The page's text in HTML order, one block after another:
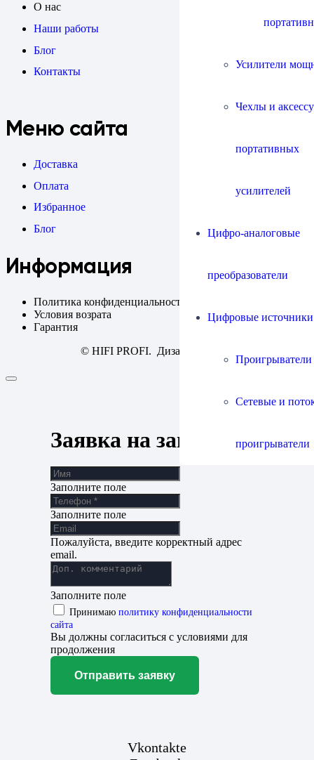
Усилители
Чехлы и
портативных
усилителей
Цифро-аналоговые
преобразователи
Цифровые источники
Сетевые и
проигрыватели
О нас
Наши работы
Блог
Контакты
Меню сайта
Доставка
Оплата
Избранное
Блог
Информация
Политика конфиденциальности
Условия возрата
Гарантия
© HIFI PROFI. Дизайн:
Заявка на запись
Заполните поле
Заполните поле
Пожалуйста, введите корректный адрес
email.
Заполните поле
Принимаю политику конфиденциальности
сайта
Вы должны согласиться с условиями для
продолжения
Отправить заявку
Vkontakte